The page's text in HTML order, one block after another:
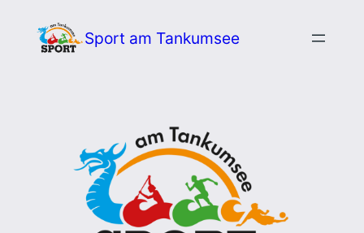
Inhalt
Sport am Tankumsee